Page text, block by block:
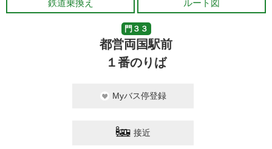
鉄道乗換え ルート図
門３３
都営両国駅前
１番のりば
Myバス停登録
接近